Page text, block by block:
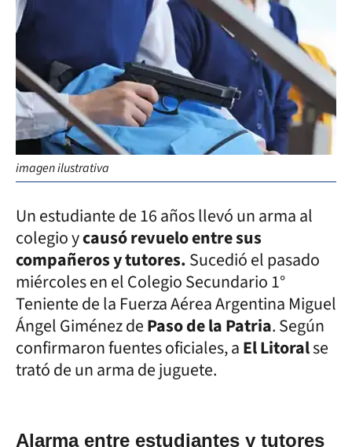
imagen ilustrativa
Un estudiante de 16 años llevó un arma al
colegio ycausó revuelo entre sus
compañeros y tutores.Sucedió el pasado
miércoles en el Colegio Secundario 1°
Teniente de la Fuerza Aérea Argentina Miguel
Ángel Giménez dePaso de la Patria. Según
confirmaron fuentes oficiales, aEl Litoralse
trató de un arma de juguete.
Alarma entre estudiantes y tutores